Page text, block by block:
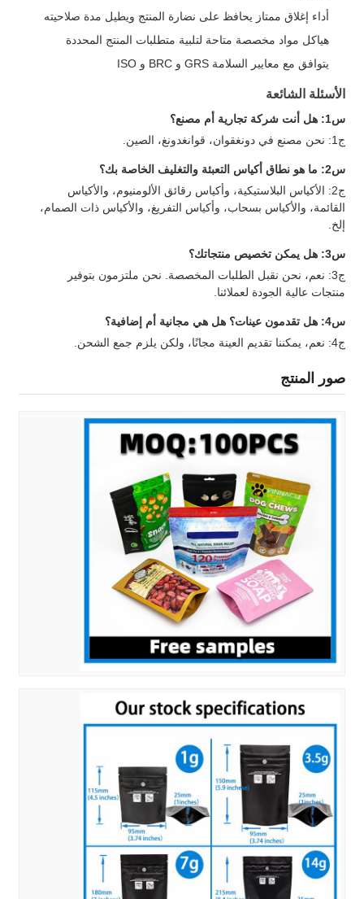
أداء إغلاق ممتاز يحافظ على نضارة المنتج ويطيل مدة صلاحيته
هياكل مواد مخصصة متاحة لتلبية متطلبات المنتج المحددة
يتوافق مع معايير السلامة GRS و BRC و ISO
الأسئلة الشائعة
س1: هل أنت شركة تجارية أم مصنع؟
ج1: نحن مصنع في دونغقوان، قوانغدونغ، الصين.
س2: ما هو نطاق أكياس التعبئة والتغليف الخاصة بك؟
ج2: الأكياس البلاستيكية، وأكياس رقائق الألومنيوم، والأكياس
القائمة، والأكياس بسحاب، وأكياس التفريغ، والأكياس ذات الصمام،
إلخ.
س3: هل يمكن تخصيص منتجاتك؟
ج3: نعم، نحن نقبل الطلبات المخصصة. نحن ملتزمون بتوفير
منتجات عالية الجودة لعملائنا.
س4: هل تقدمون عينات؟ هل هي مجانية أم إضافية؟
ج4: نعم، يمكننا تقديم العينة مجانًا، ولكن يلزم جمع الشحن.
صور المنتج